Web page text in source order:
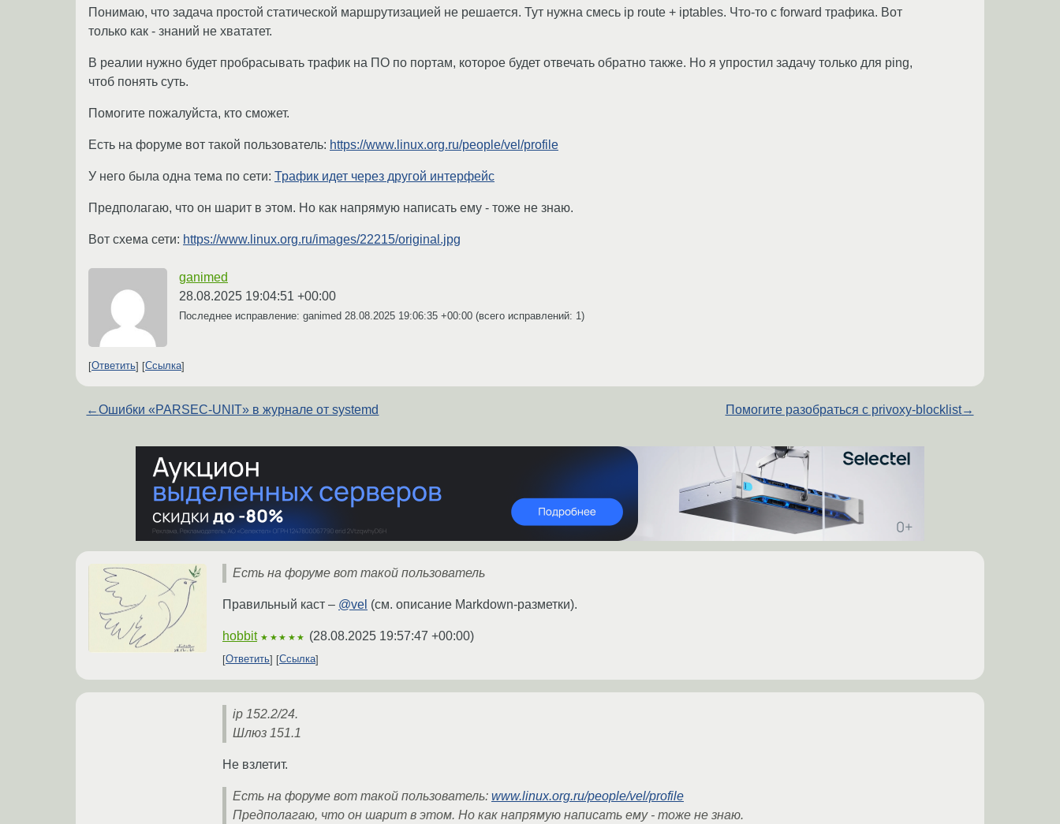
Понимаю, что задача простой статической маршрутизацией не решается. Тут нужна смесь ip route + iptables. Что-то с forward трафика. Вот
только как - знаний не хвататет.
В реалии нужно будет пробрасывать трафик на ПО по портам, которое будет отвечать обратно также. Но я упростил задачу только для ping,
чтоб понять суть.
Помогите пожалуйста, кто сможет.
Есть на форуме вот такой пользователь: https://www.linux.org.ru/people/vel/profile
У него была одна тема по сети: Трафик идет через другой интерфейс
Предполагаю, что он шарит в этом. Но как напрямую написать ему - тоже не знаю.
Вот схема сети: https://www.linux.org.ru/images/22215/original.jpg
ganimed
28.08.2025 19:04:51 +00:00
Последнее исправление: ganimed 28.08.2025 19:06:35 +00:00 (всего исправлений: 1)
Ответить Ссылка
←Ошибки «PARSEC-UNIT» в журнале от systemd Помогите разобраться с privoxy-blocklist→
Есть на форуме вот такой пользователь
Правильный каст – @vel (см. описание Markdown-разметки).
hobbit ★★★★★ (28.08.2025 19:57:47 +00:00)
Ответить Ссылка
ip 152.2/24.
Шлюз 151.1
Не взлетит.
Есть на форуме вот такой пользователь: www.linux.org.ru/people/vel/profile
Предполагаю, что он шарит в этом. Но как напрямую написать ему - тоже не знаю.